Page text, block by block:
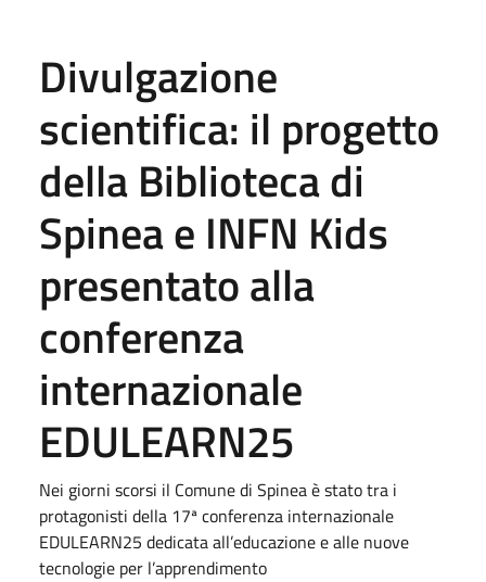
Divulgazione
scientifica: il progetto
della Biblioteca di
Spinea e INFN Kids
presentato alla
conferenza
internazionale
EDULEARN25
Nei giorni scorsi il Comune di Spinea è stato tra i
protagonisti della 17ª conferenza internazionale
EDULEARN25 dedicata all’educazione e alle nuove
tecnologie per l’apprendimento